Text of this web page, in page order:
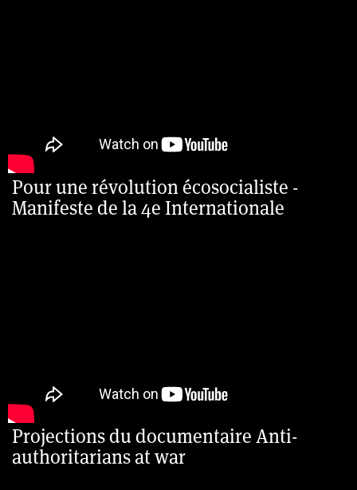
Pour une révolution écosocialiste -
Manifeste de la 4e Internationale
Projections du documentaire Anti-
authoritarians at war